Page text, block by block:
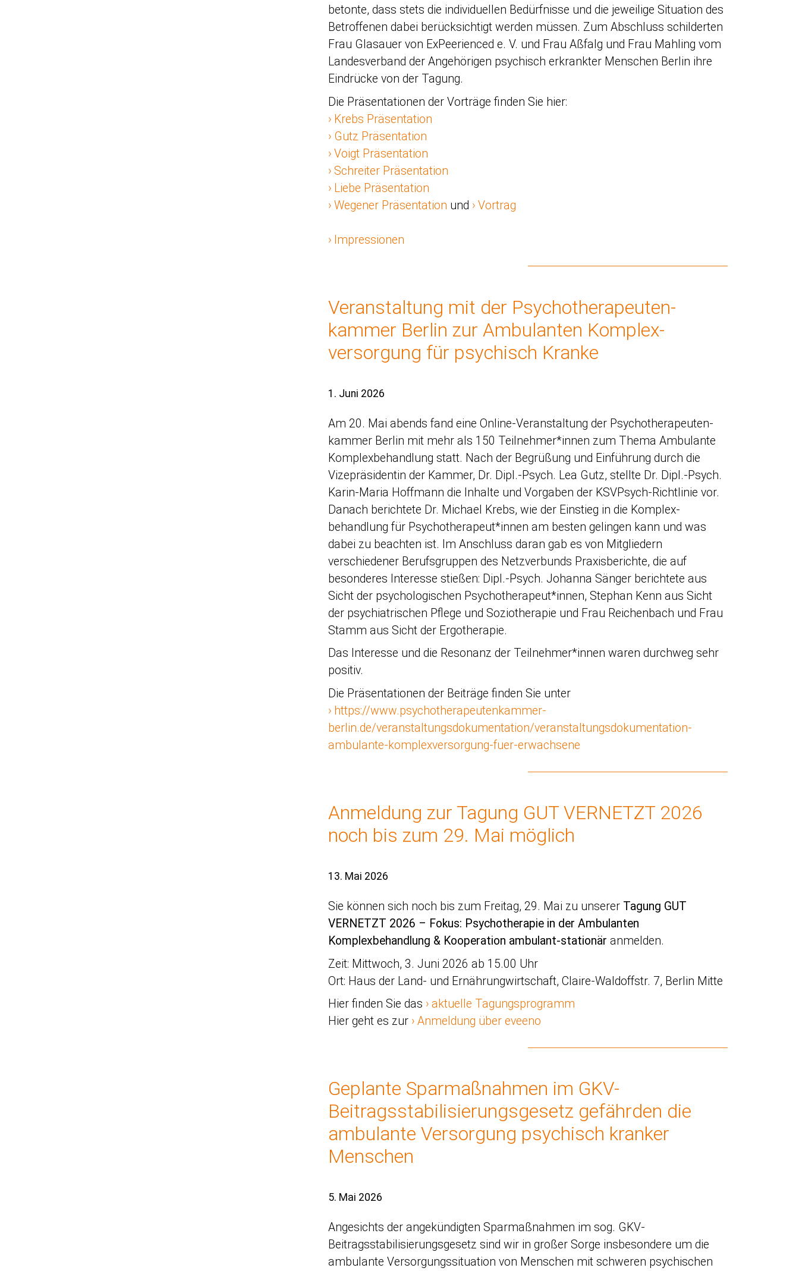
betonte, dass stets die individuellen Bedürfnisse und die jeweilige Situation des
Betroffenen dabei berücksichtigt werden müssen. Zum Abschluss schilderten
Frau Glasauer von ExPeerienced e. V. und Frau Aßfalg und Frau Mahling vom
Landesverband der Angehörigen psychisch erkrankter Menschen Berlin ihre
Eindrücke von der Tagung.
Die Präsentationen der Vorträge finden Sie hier:
Krebs Präsentation
Gutz Präsentation
Voigt Präsentation
Schreiter Präsentation
Liebe Präsentation
Wegener Präsentation und Vortrag
Impressionen
Veranstaltung mit der Psychotherapeuten-
kammer Berlin zur Ambulanten Komplex-
versorgung für psychisch Kranke
1. Juni 2026
Am 20. Mai abends fand eine Online-Veranstaltung der Psychotherapeuten-
kammer Berlin mit mehr als 150 Teilnehmer*innen zum Thema Ambulante
Komplexbehandlung statt. Nach der Begrüßung und Einführung durch die
Vizepräsidentin der Kammer, Dr. Dipl.-Psych. Lea Gutz, stellte Dr. Dipl.-Psych.
Karin-Maria Hoffmann die Inhalte und Vorgaben der KSVPsych-Richtlinie vor.
Danach berichtete Dr. Michael Krebs, wie der Einstieg in die Komplex-
behandlung für Psychotherapeut*innen am besten gelingen kann und was
dabei zu beachten ist. Im Anschluss daran gab es von Mitgliedern
verschiedener Berufsgruppen des Netzverbunds Praxisberichte, die auf
besonderes Interesse stießen: Dipl.-Psych. Johanna Sänger berichtete aus
Sicht der psychologischen Psychotherapeut*innen, Stephan Kenn aus Sicht
der psychiatrischen Pflege und Soziotherapie und Frau Reichenbach und Frau
Stamm aus Sicht der Ergotherapie.
Das Interesse und die Resonanz der Teilnehmer*innen waren durchweg sehr
positiv.
Die Präsentationen der Beiträge finden Sie unter
https://www.psychotherapeutenkammer-
berlin.de/veranstaltungsdokumentation/veranstaltungsdokumentation-
ambulante-komplexversorgung-fuer-erwachsene
Anmeldung zur Tagung GUT VERNETZT 2026
noch bis zum 29. Mai möglich
13. Mai 2026
Sie können sich noch bis zum Freitag, 29. Mai zu unserer Tagung GUT
VERNETZT 2026 – Fokus: Psychotherapie in der Ambulanten
Komplexbehandlung & Kooperation ambulant-stationär anmelden.
Zeit: Mittwoch, 3. Juni 2026 ab 15.00 Uhr
Ort: Haus der Land- und Ernährungwirtschaft, Claire-Waldoffstr. 7, Berlin Mitte
Hier finden Sie das
aktuelle Tagungsprogramm
Hier geht es zur
Anmeldung über eveeno
Geplante Sparmaßnahmen im GKV-
Beitragsstabilisierungsgesetz gefährden die
ambulante Versorgung psychisch kranker
Menschen
5. Mai 2026
Angesichts der angekündigten Sparmaßnahmen im sog. GKV-
Beitragsstabilisierungsgesetz sind wir in großer Sorge insbesondere um die
ambulante Versorgungssituation von Menschen mit schweren psychischen